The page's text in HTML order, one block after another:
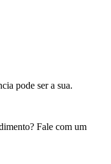
pode ser a sua.
Fale com um